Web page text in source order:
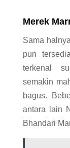
Merek
Sama
pun
terkenal
semakin
bagus.
antara lain
Bhandari